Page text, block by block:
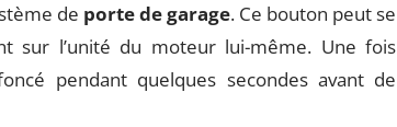
de porte de garage. Ce bouton peut se
sur l’unité du moteur lui-même. Une fois
pendant quelques secondes avant de